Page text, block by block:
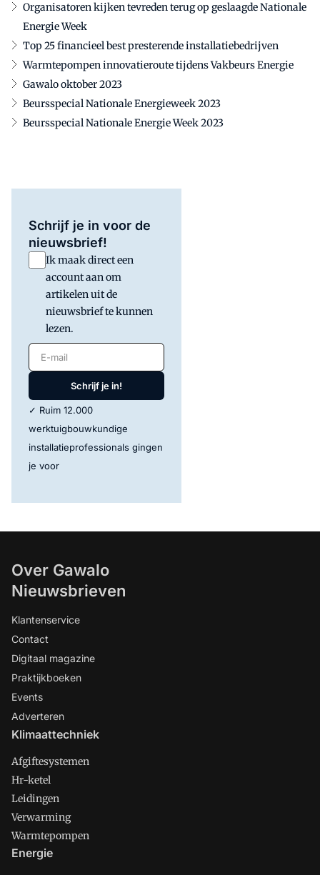
Organisatoren kijken tevreden terug op geslaagde Nationale
Energie Week
Top 25 financieel best presterende installatiebedrijven
Warmtepompen innovatieroute tijdens Vakbeurs Energie
Gawalo oktober 2023
Beursspecial Nationale Energieweek 2023
Beursspecial Nationale Energie Week 2023
Schrijf je in voor de
nieuwsbrief!
Ik maak direct een
account aan om
artikelen uit de
nieuwsbrief te kunnen
lezen.
E-mail
Schrijf je in!
✓ Ruim 12.000
werktuigbouwkundige
installatieprofessionals gingen
je voor
Over Gawalo
Nieuwsbrieven
Klantenservice
Contact
Digitaal magazine
Praktijkboeken
Events
Adverteren
Klimaattechniek
Afgiftesystemen
Hr-ketel
Leidingen
Verwarming
Warmtepompen
Energie